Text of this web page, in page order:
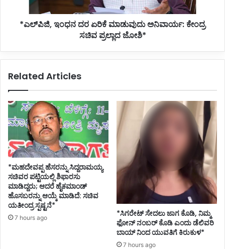
ಜೋಶಿ**ಎಲ್‌ಪಿಜಿ, ಇಂಧನ ದರ ಏರಿಕೆ ಮಾಡುವುದು ಅನಿವಾರ್ಯ: ಕೇಂದ್ರ
ಸಚಿವ ಪ್ರಲ್ಲಾದ ಜೋಶಿ*
Related Articles
*ಮಹದೇವಪ್ಪ ಹೆಸರನ್ನು ಸಿದ್ದರಾಮಯ್ಯ
ಸಚಿವರ ಪಟ್ಟಿಯಲ್ಲಿ ಶಿಫಾರಸು
ಮಾಡಿದ್ದರು; ಆದರೆ ಹೈಕಮಾಂಡ್
ಹೊಸಬರನ್ನು ಆಯ್ಕೆ ಮಾಡಿದೆ: ಸಚಿವ
ಯತೀಂದ್ರ ಸ್ಪಷ್ಟನೆ*
7 hours ago
*ಸಿಗರೇಟ್ ಸೇದಲು ಜಾಗ ಕೊಡಿ, ನಿಮ್ಮ
ಫೋನ್ ನಂಬರ್ ಕೊಡಿ ಎಂದು ಡೆಲಿವರಿ
ಬಾಯ್ ನಿಂದ ಯುವತಿಗೆ ಕಿರುಕುಳ*
7 hours ago